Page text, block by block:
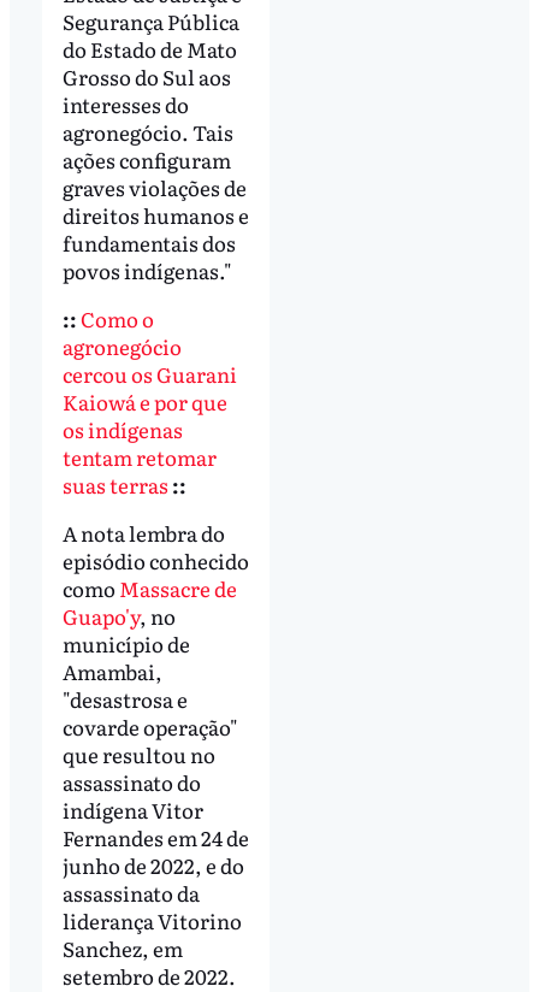
Segurança Pública
do Estado de Mato
Grosso do Sul aos
interesses do
agronegócio. Tais
ações configuram
graves violações de
direitos humanos e
fundamentais dos
povos indígenas."
::Como o
agronegócio
cercou os Guarani
Kaiowá e por que
os indígenas
tentam retomar
suas terras ::
A nota lembra do
episódio conhecido
como Massacre de
Guapo'y, no
município de
Amambai,
"desastrosa e
covarde operação"
que resultou no
assassinato do
indígena Vitor
Fernandes em 24 de
junho de 2022, e do
assassinato da
liderança Vitorino
Sanchez, em
setembro de 2022.